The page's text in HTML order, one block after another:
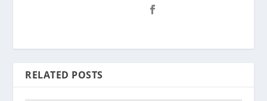
RELATED POSTS